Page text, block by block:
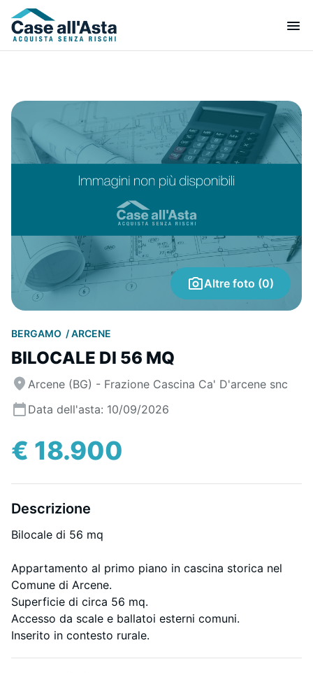
Altre foto (0)
BERGAMO ARCENE
BILOCALE DI 56 MQ
Arcene (BG) - Frazione Cascina Ca' D'arcene snc
Data dell'asta: 10/09/2026
€ 18.900
Descrizione
Bilocale di 56 mq
Appartamento al primo piano in cascina storica nel
Comune di Arcene.
Superficie di circa 56 mq.
Accesso da scale e ballatoi esterni comuni.
Inserito in contesto rurale.